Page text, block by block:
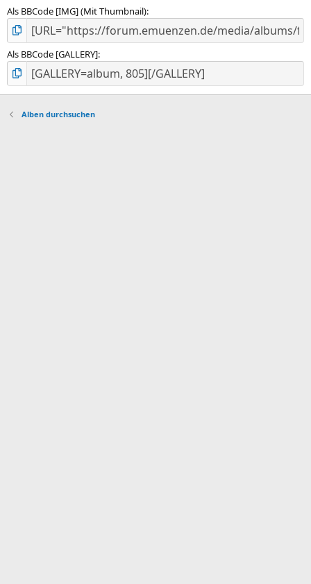
Als BBCode [IMG] (Mit Thumbnail)
Als BBCode [GALLERY]
Alben durchsuchen